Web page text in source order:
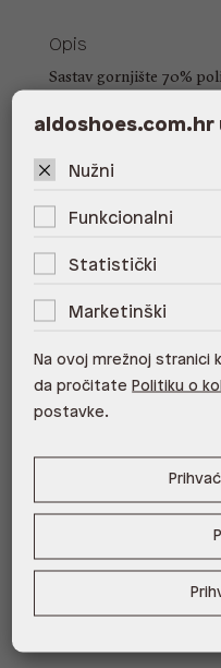
Opis
Sastav gornjište 70%
ušivnoj deklaraciji
Detalji
Oblik: Svečana pismo
Zatvaranje: Na kopču
Podesivi i odvojivi
Duljina ručke: Nema
Duljina naramenice:
Visina: 13 cm
Dubina: 8 cm
Nužni
Funkcionalni
Statistički
Marketinški
Na ovoj mrežnoj stranici
da pročitate Politiku o
postavke.